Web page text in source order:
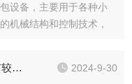
设备，主要用于各种小
机械结构和控制技术，
吨袋拆包机适合不同工艺需求，具有较强的通用性 2024-9-30